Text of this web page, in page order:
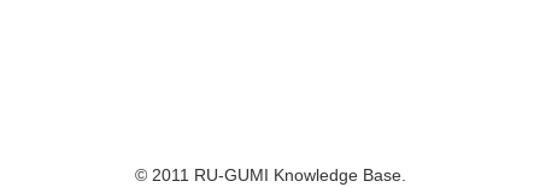
© 2011 RU-GUMI Knowledge Base.